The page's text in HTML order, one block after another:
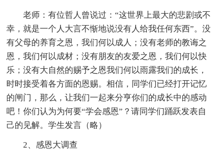
老师：有位哲人曾说过：“这世界上最大的悲剧或不
幸，就是一个人大言不惭地说没有人给我任何东西”。没
有父母的养育之恩，我们何以成人；没有老师的教诲之
恩，我们何以成材；没有朋友的友爱之恩，我们何以快
乐；没有大自然的赐予之恩我们何以雨露我们的成长，
时时接受着各方面的恩赐。相信，同学们已经打开记忆
的闸门，那么，让我们一起来分亨你们的成长中的感动
吧！你们认为为何要“学会感恩”？请同学们踊跃发表自
己的见解。学生发言（略）
2、感恩大调查